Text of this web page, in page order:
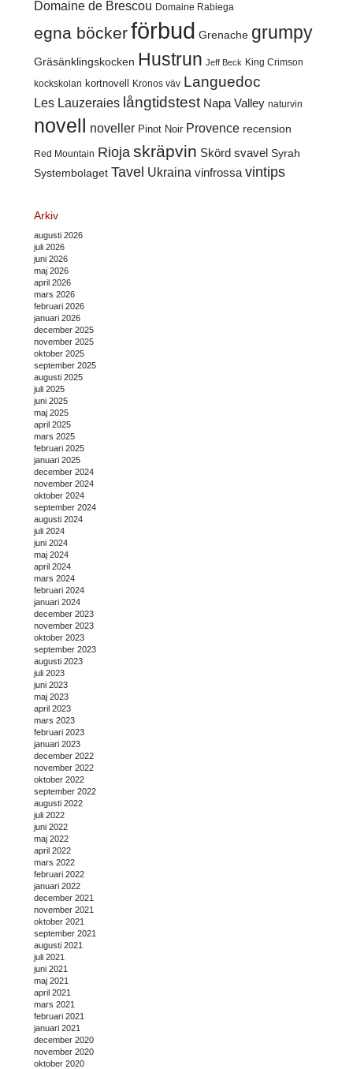
Domaine de Brescou Domaine Rabiega
egna böckerförbud Grenache grumpy
Gräsänklingskocken Hustrun Jeff Beck King Crimson
kockskolan kortnovell Kronos väv Languedoc
Les Lauzeraies långtidstest Napa Valley naturvin
novell noveller Pinot Noir Provence recension
Red Mountain Rioja skräpvin Skörd svavel Syrah
Systembolaget Tavel Ukraina vinfrossa vintips
Arkiv
augusti 2026
juli 2026
juni 2026
maj 2026
april 2026
mars 2026
februari 2026
januari 2026
december 2025
november 2025
oktober 2025
september 2025
augusti 2025
juli 2025
juni 2025
maj 2025
april 2025
mars 2025
februari 2025
januari 2025
december 2024
november 2024
oktober 2024
september 2024
augusti 2024
juli 2024
juni 2024
maj 2024
april 2024
mars 2024
februari 2024
januari 2024
december 2023
november 2023
oktober 2023
september 2023
augusti 2023
juli 2023
juni 2023
maj 2023
april 2023
mars 2023
februari 2023
januari 2023
december 2022
november 2022
oktober 2022
september 2022
augusti 2022
juli 2022
juni 2022
maj 2022
april 2022
mars 2022
februari 2022
januari 2022
december 2021
november 2021
oktober 2021
september 2021
augusti 2021
juli 2021
juni 2021
maj 2021
april 2021
mars 2021
februari 2021
januari 2021
december 2020
november 2020
oktober 2020